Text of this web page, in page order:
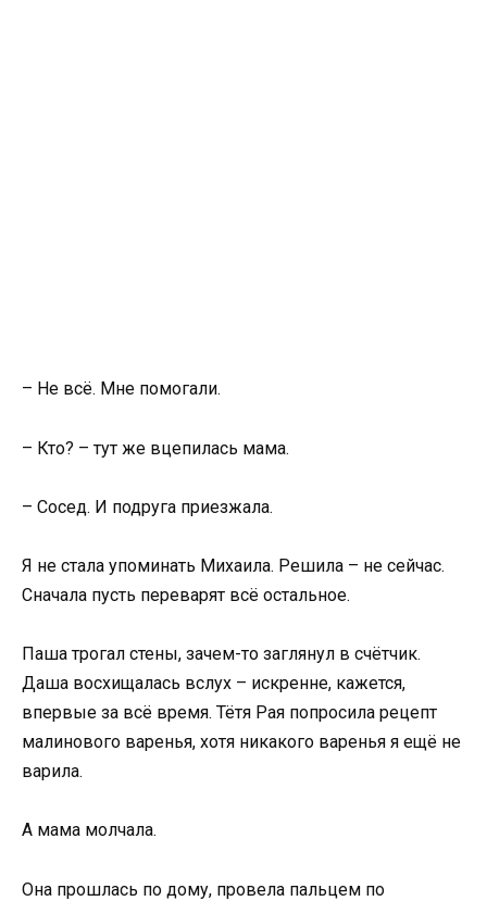
– Не всё. Мне помогали.
– Кто? – тут же вцепилась мама.
– Сосед. И подруга приезжала.
Я не стала упоминать Михаила. Решила – не сейчас.
Сначала пусть переварят всё остальное.
Паша трогал стены, зачем-то заглянул в счётчик.
Даша восхищалась вслух – искренне, кажется,
впервые за всё время. Тётя Рая попросила рецепт
малинового варенья, хотя никакого варенья я ещё не
варила.
А мама молчала.
Она прошлась по дому, провела пальцем по